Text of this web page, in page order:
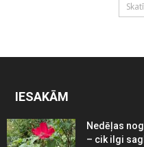
IESAKĀM
Nedēļas
– cik ilgi